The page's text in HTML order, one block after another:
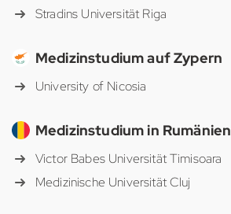
Stradins Universität Riga
Medizinstudium auf Zypern
University of Nicosia
Medizinstudium in Rumänien
Victor Babes Universität Timisoara
Medizinische Universität Cluj